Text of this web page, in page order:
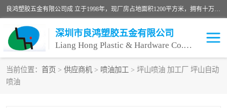
良鸿塑胶五金有限公司成 立于1998年，现厂房占地面积1200平方米，拥有十万级无尘车间，自动喷涂线1条，手动喷涂线2条，丝印移印滚印烫印拉线1条，本公司自建厂以来一直 以“顾客、品质、服务三个第一”为原则，从来货到处理、喷漆、烘烤、品检、包装等每一道工序都严格把持质量关，竭诚为广大朋友、客户服务。现如今已深得广 大客户信赖。
深圳市良鸿塑胶五金有限公司
Liang Hong Plastic & Hardware Co. Ltd
当前位置： 首页 > 供应商机 > 喷油加工 > 坪山喷油 加工厂 坪山自动
喷油
喷油加工